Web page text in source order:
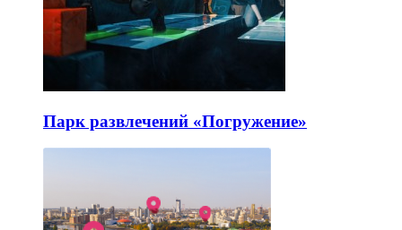
Парк развлечений «Погружение»